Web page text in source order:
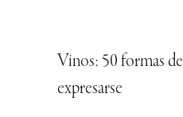
Vinos: 50 formas de
expresarse